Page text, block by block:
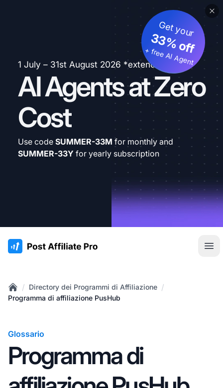
1 July – 31st August 2026 *extended
AI Agents at Zero
Cost
Get your
33% off
+ free AI Agent
Use code SUMMER-33M for monthly and
SUMMER-33Y for yearly subscription
:site.title
Home
/ Directory dei Programmi di Affiliazione /
Programma di affiliazione PusHub
Glossario
Programma di